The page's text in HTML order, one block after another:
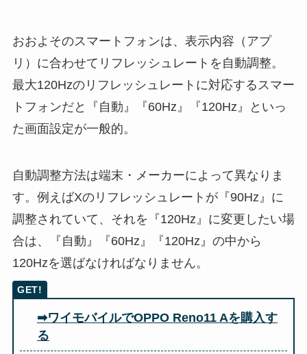
おおよそのスマートフォンは、表示内容（アプ
リ）に合わせてリフレッシュレートを自動調整。
最大120Hzのリフレッシュレートに対応するスマー
トフォンだと『自動』『60Hz』『120Hz』といっ
た画面設定が一般的。
自動調整方法は端末・メーカーによって異なりま
す。例えばXのリフレッシュレートが『90Hz』に
調整されていて、それを『120Hz』に変更したい場
合は、『自動』『60Hz』『120Hz』の中から
120Hzを選ばなければなりません。
➡ワイモバイルでOPPO Reno11 Aを購入す
る